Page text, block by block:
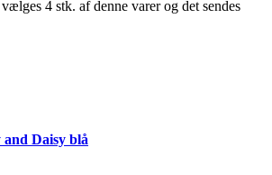
4 stk. af denne varer og det sendes
Daisy blå